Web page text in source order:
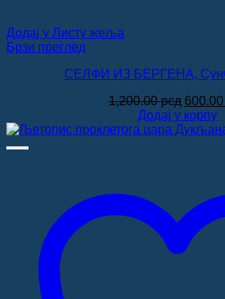
Додај у Листу жеља
Брзи преглед
СЕЛФИ ИЗ БЕРГЕНА,
1,200.00рсд
цена
је
600.00
Додај у корпу